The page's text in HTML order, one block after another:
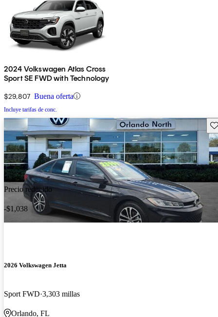
2024 Volkswagen Atlas Cross
Sport SE FWD with Technology
$29,807 Buena oferta
Incluye tarifas de conc.
Precio reducido
-$1,038
2026 Volkswagen Jetta
Sport FWD 3,303 millas
Orlando, FL